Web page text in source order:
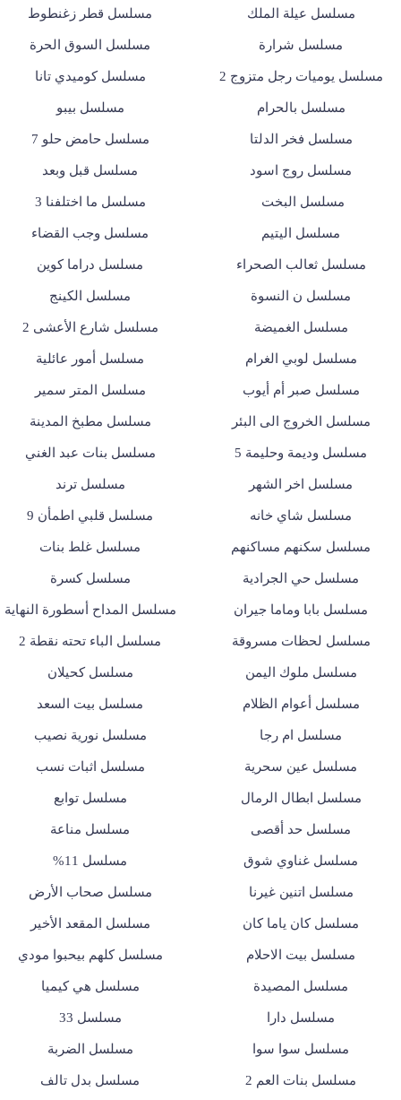
مسلسل عيلة الملك مسلسل قطر زغنطوط
مسلسل شرارة مسلسل السوق الحرة
مسلسل يوميات رجل متزوج 2 مسلسل كوميدي تانا
مسلسل بالحرام مسلسل بيبو
مسلسل فخر الدلتا مسلسل حامض حلو 7
مسلسل روج اسود مسلسل قبل وبعد
مسلسل البخت مسلسل ما اختلفنا 3
مسلسل اليتيم مسلسل وجب القضاء
مسلسل ثعالب الصحراء مسلسل دراما كوين
مسلسل ن النسوة مسلسل الكينج
مسلسل الغميضة مسلسل شارع الأعشى 2
مسلسل لوبي الغرام مسلسل أمور عائلية
مسلسل صبر أم أيوب مسلسل المتر سمير
مسلسل الخروج الى البئر مسلسل مطبخ المدينة
مسلسل وديمة وحليمة 5 مسلسل بنات عبد الغني
مسلسل اخر الشهر مسلسل ترند
مسلسل شاي خانه مسلسل قلبي اطمأن 9
مسلسل سكنهم مساكنهم مسلسل غلط بنات
مسلسل حي الجرادية مسلسل كسرة
مسلسل بابا وماما جيران مسلسل المداح أسطورة النهاية
مسلسل لحظات مسروقة مسلسل الباء تحته نقطة 2
مسلسل ملوك اليمن مسلسل كحيلان
مسلسل أعوام الظلام مسلسل بيت السعد
مسلسل ام رجا مسلسل نورية نصيب
مسلسل عين سحرية مسلسل اثبات نسب
مسلسل ابطال الرمال مسلسل توابع
مسلسل حد أقصى مسلسل مناعة
مسلسل غناوي شوق مسلسل 11%
مسلسل اتنين غيرنا مسلسل صحاب الأرض
مسلسل كان ياما كان مسلسل المقعد الأخير
مسلسل بيت الاحلام مسلسل كلهم بيحبوا مودي
مسلسل المصيدة مسلسل هي كيميا
مسلسل دارا مسلسل 33
مسلسل سوا سوا مسلسل الضربة
مسلسل بنات العم 2 مسلسل بدل تالف